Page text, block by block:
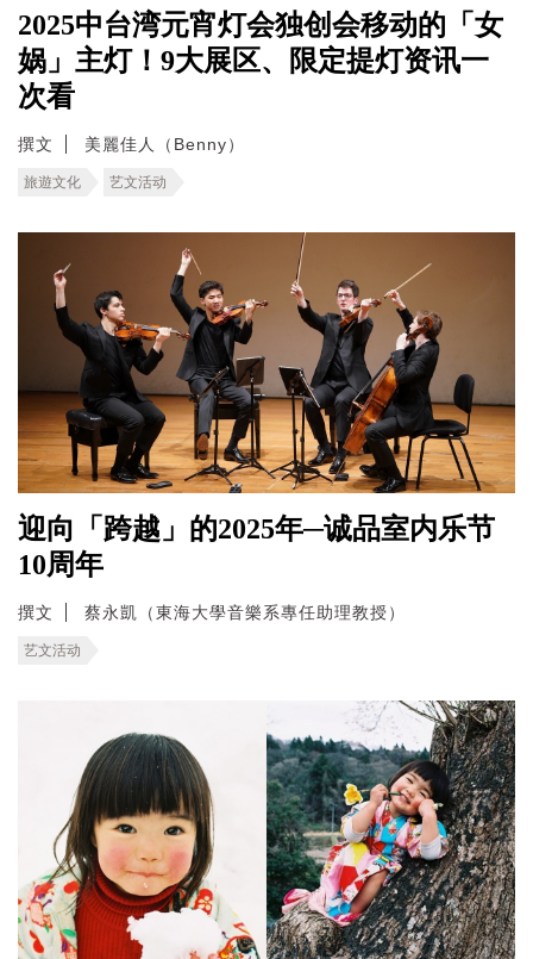
2025中台湾元宵灯会独创会移动的「女
娲」主灯！9大展区、限定提灯资讯一
次看
撰文 美麗佳人（Benny）
旅遊文化 艺文活动
迎向「跨越」的2025年─诚品室内乐节
10周年
撰文 蔡永凱（東海大學音樂系專任助理教授）
艺文活动